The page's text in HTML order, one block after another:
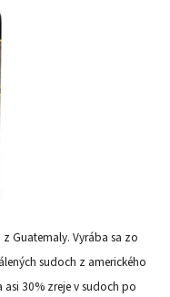
Guatemaly. Vyrába sa zo
sudoch z amerického
30% zreje v sudoch po